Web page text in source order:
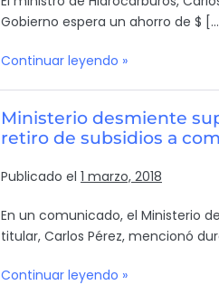
Gobierno espera un ahorro de $ […]
Continuar leyendo »
Ministerio desmiente
retiro de subsidios a
Publicado el 1 marzo, 2018
En un comunicado, el Ministerio
titular, Carlos Pérez, mencionó
Continuar leyendo »